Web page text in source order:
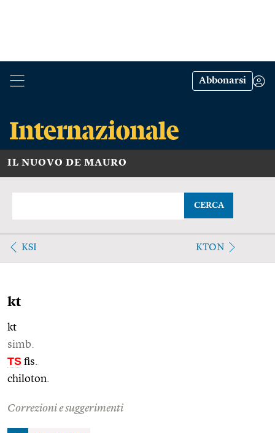
Abbonarsi
IL NUOVO DE MAURO
CERCA
KSI KTON
kt
kt
simb.
TS fis.
chiloton.
Correzioni e suggerimenti